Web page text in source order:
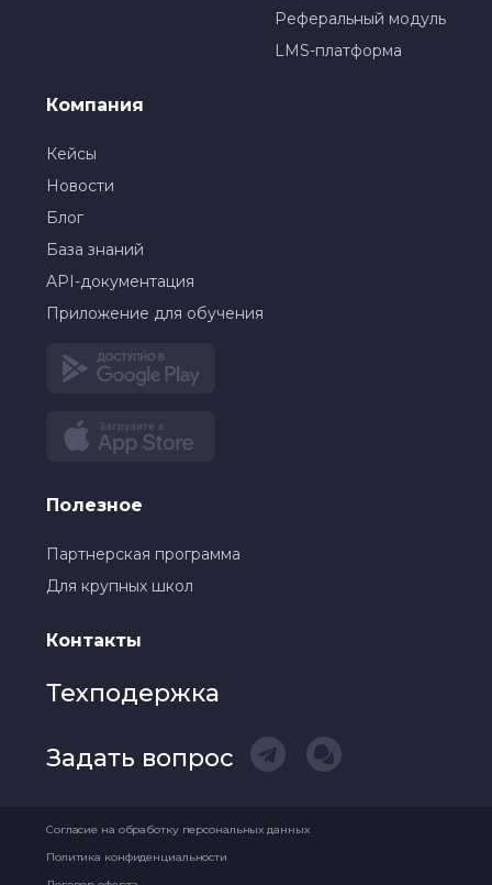
Реферальный модуль
LMS-платформа
Компания
Кейсы
Новости
Блог
База знаний
API-документация
Приложение для обучения
Полезное
Партнерская программа
Для крупных школ
Контакты
Техподержка
Задать вопрос
Согласие на обработку персональных данных
Политика конфиденциальности